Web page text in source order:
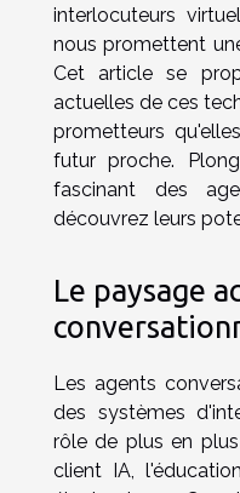
interlocuteurs
nous promettent
Cet article se
actuelles de ces
prometteurs
futur proche.
fascinant des
découvrez leurs
Le paysage
Les agents
des systèmes
rôle de plus en
client IA,